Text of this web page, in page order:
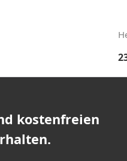
kostenfreien